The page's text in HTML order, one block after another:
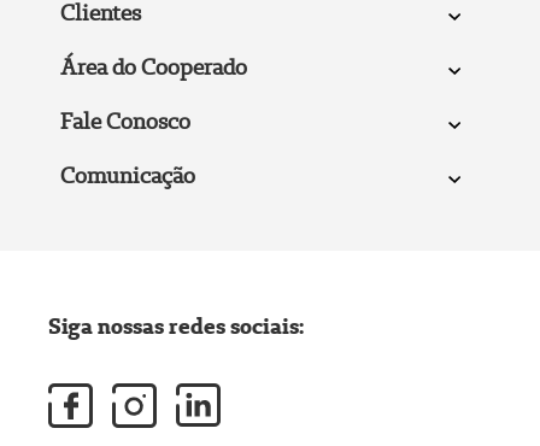
Clientes
Área do Cooperado
Fale Conosco
Comunicação
Siga nossas redes sociais: